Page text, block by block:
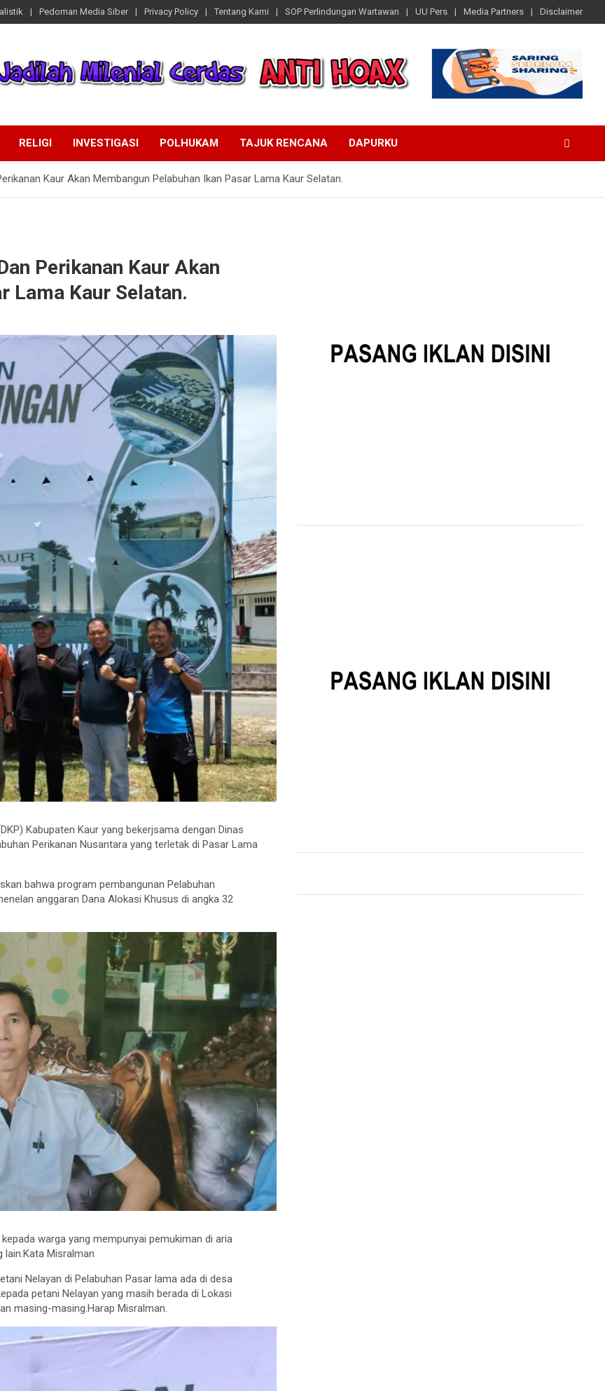
Pedoman Media Siber Privacy Policy Tentang Kami SOP Perlindungan Wartawan UU Pers Media Partners Disclaimer
RELIGI INVESTIGASI POLHUKAM TAJUK RENCANA DAPURKU
Kaur Akan Membangun Pelabuhan Ikan Pasar Lama Kaur Selatan.
Perikanan Kaur Akan
Lama Kaur Selatan.
Kabupaten Kaur yang bekerjsama dengan Dinas
Perikanan Nusantara yang terletak di Pasar Lama
bahwa program pembangunan Pelabuhan
anggaran Dana Alokasi Khusus di angka 32
warga yang mempunyai pemukiman di aria
lain.Kata Misralman
Nelayan di Pelabuhan Pasar lama ada di desa
petani Nelayan yang masih berada di Lokasi
masing-masing.Harap Misralman.